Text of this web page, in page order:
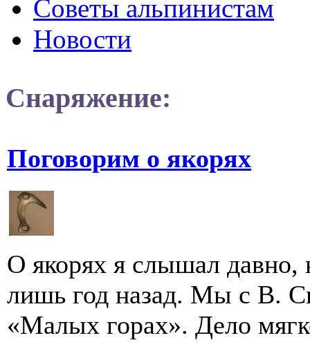
Советы альпинистам
Новости
Снаряжение:
Поговорим о якорях
О якорях я слышал давно,
лишь год назад. Мы с В.
«Малых горах». Дело